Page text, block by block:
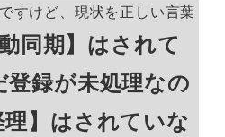
すけど、現状を正しい言葉
動同期】はされて
録が未処理なの
】はされていな